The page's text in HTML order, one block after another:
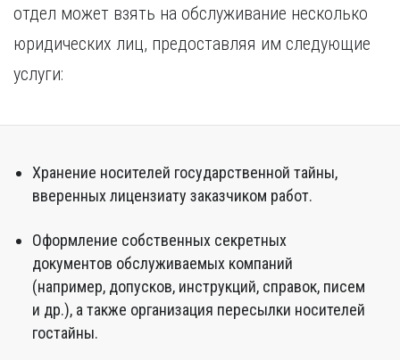
отдел может взять на обслуживание несколько
юридических лиц, предоставляя им следующие
услуги:
Хранение носителей государственной тайны,
вверенных лицензиату заказчиком работ.
Оформление собственных секретных
документов обслуживаемых компаний
(например, допусков, инструкций, справок, писем
и др.), а также организация пересылки носителей
гостайны.